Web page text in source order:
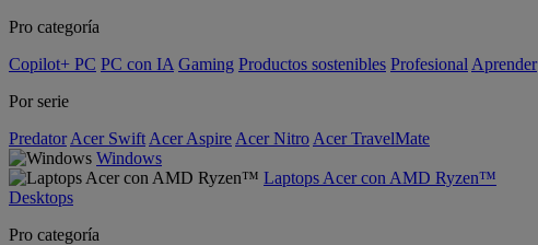
Pro categoría
Copilot+ PC PC con IA Gaming Productos sostenibles Profesional Aprender
Por serie
Predator Acer Swift Acer Aspire Acer Nitro Acer TravelMate
Windows
Laptops Acer con AMD Ryzen™
Desktops
Pro categoría